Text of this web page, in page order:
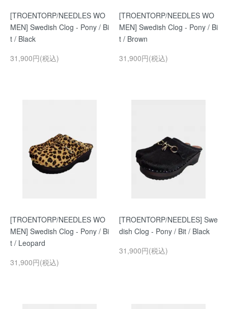
[TROENTORP/NEEDLES WO
MEN] Swedish Clog - Pony / Bi
t / Black
31,900円(税込)
[TROENTORP/NEEDLES WO
MEN] Swedish Clog - Pony / Bi
t / Brown
31,900円(税込)
[TROENTORP/NEEDLES WO
MEN] Swedish Clog - Pony / Bi
t / Leopard
31,900円(税込)
[TROENTORP/NEEDLES] Swe
dish Clog - Pony / Bit / Black
31,900円(税込)